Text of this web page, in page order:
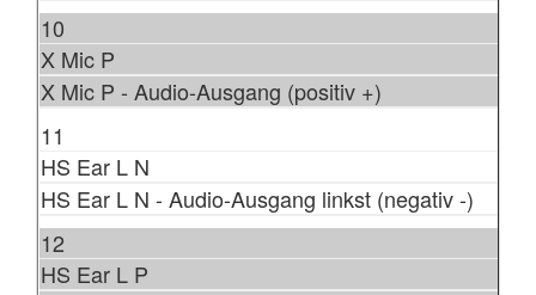
10
X Mic P
X Mic P - Audio-Ausgang (positiv +)
11
HS Ear L N
HS Ear L N - Audio-Ausgang linkst (negativ -)
12
HS Ear L P